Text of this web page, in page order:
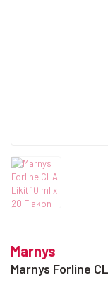
Marnys
Marnys Forline